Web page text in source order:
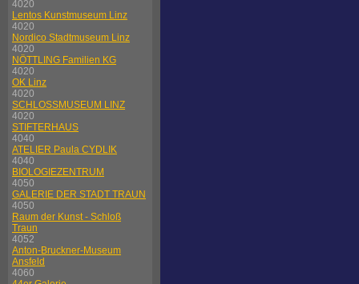
4020
Lentos Kunstmuseum Linz
4020
Nordico Stadtmuseum Linz
4020
NÖTTLING Familien KG
4020
OK Linz
4020
SCHLOSSMUSEUM LINZ
4020
STIFTERHAUS
4040
ATELIER Paula CYDLIK
4040
BIOLOGIEZENTRUM
4050
GALERIE DER STADT TRAUN
4050
Raum der Kunst - Schloß
Traun
4052
Anton-Bruckner-Museum
Ansfeld
4060